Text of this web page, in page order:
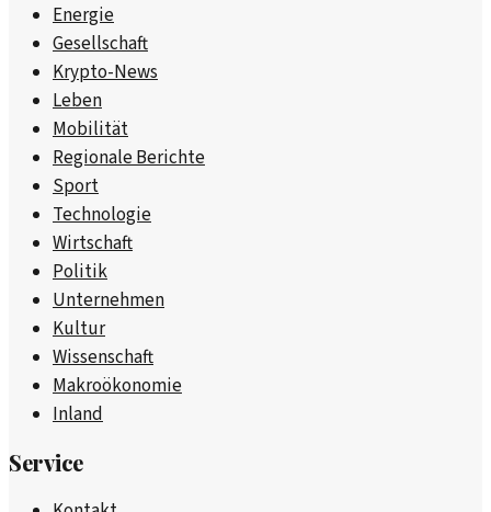
Energie
Gesellschaft
Krypto-News
Leben
Mobilität
Regionale Berichte
Sport
Technologie
Wirtschaft
Politik
Unternehmen
Kultur
Wissenschaft
Makroökonomie
Inland
Service